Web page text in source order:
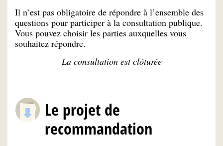
Il n’est pas obligatoire de répondre à l’ensemble des
questions pour participer à la consultation publique.
Vous pouvez choisir les parties auxquelles vous
souhaitez répondre.
La consultation est clôturée
Le projet de
recommandation